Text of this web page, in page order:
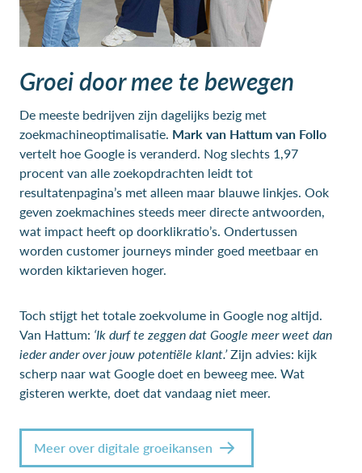
Groei door mee te bewegen
De meeste bedrijven zijn dagelijks bezig met
zoekmachineoptimalisatie. Mark van Hattum van Follo
vertelt hoe Google is veranderd. Nog slechts 1,97
procent van alle zoekopdrachten leidt tot
resultatenpagina’s met alleen maar blauwe linkjes. Ook
geven zoekmachines steeds meer directe antwoorden,
wat impact heeft op doorklikratio’s. Ondertussen
worden customer journeys minder goed meetbaar en
worden kiktarieven hoger.
Toch stijgt het totale zoekvolume in Google nog altijd.
Van Hattum: ‘Ik durf te zeggen dat Google meer weet dan
ieder ander over jouw potentiële klant.’Zijn advies: kijk
scherp naar wat Google doet en beweeg mee. Wat
gisteren werkte, doet dat vandaag niet meer.
Meer over digitale groeikansen